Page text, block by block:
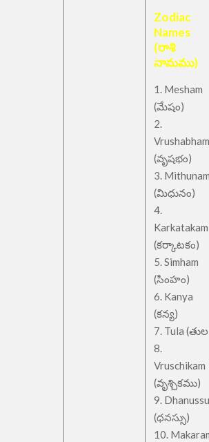
Zodiac
Names
(రాశి
నామము)
1. Mesham
(మేషం)
2.
Vrushabham
(వృషభం)
3.
(మిధునం)
4.
Karkatakam
(కర్కాటకం)
5. Simham
(సింహం)
6. Kanya
(కన్య)
7. Tula
8.
Vruschikam
(వృశ్చికము)
9. Dhanussu
(ధనస్సు)
10.